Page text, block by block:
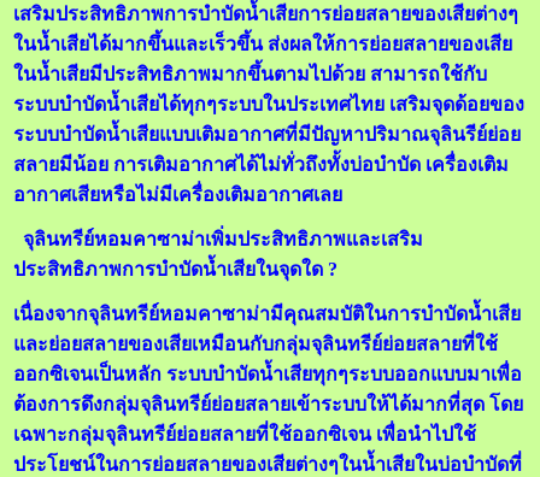
เสริมประสิทธิภาพการบำบัดน้ำเสียการย่อยสลายของเสียต่างๆ
ในน้ำเสียได้มากขึ้นและเร็วขึ้น ส่งผลให้การย่อยสลายของเสีย
ในน้ำเสียมีประสิทธิภาพมากขึ้นตามไปด้วย สามารถใช้กับ
ระบบบำบัดน้ำเสียได้ทุกๆระบบในประเทศไทย เสริมจุดด้อยของ
ระบบบำบัดน้ำเสียแบบเติมอากาศที่มีปัญหาปริมาณจุลินรีย์ย่อย
สลายมีน้อย การเติมอากาศได้ไม่ทั่วถึงทั้งบ่อบำบัด เครื่องเติม
อากาศเสียหรือไม่มีเครื่องเติมอากาศเลย
จุลินทรีย์หอมคาซาม่าเพิ่มประสิทธิภาพและเสริม
ประสิทธิภาพการบำบัดน้ำเสียในจุดใด ?
เนื่องจากจุลินทรีย์หอมคาซาม่ามีคุณสมบัติในการบำบัดน้ำเสีย
และย่อยสลายของเสียเหมือนกับกลุ่มจุลินทรีย์ย่อยสลายที่ใช้
ออกซิเจนเป็นหลัก ระบบบำบัดน้ำเสียทุกๆระบบออกแบบมาเพื่อ
ต้องการดึงกลุ่มจุลินทรีย์ย่อยสลายเข้าระบบให้ได้มากที่สุด โดย
เฉพาะกลุ่มจุลินทรีย์ย่อยสลายที่ใช้ออกซิเจน เพื่อนำไปใช้
ประโยชน์ในการย่อยสลายของเสียต่างๆในน้ำเสียในบ่อบำบัดที่